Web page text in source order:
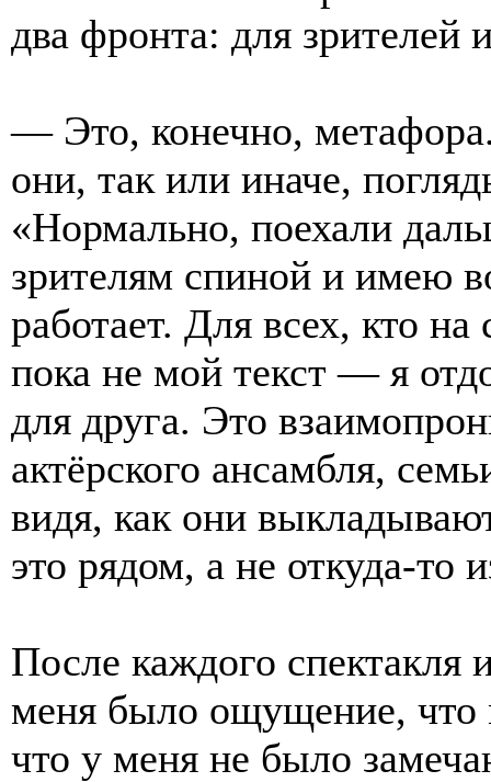
два фронта: для зрителей
— Это, конечно,
они, так или иначе,
«Нормально, поехали
зрителям спиной и имею
работает. Для всех, кто
пока не мой текст — я
для друга. Это
актёрского ансамбля,
видя, как они
это рядом, а не откуда-то
После каждого спектакля
меня было ощущение, что
что у меня не было